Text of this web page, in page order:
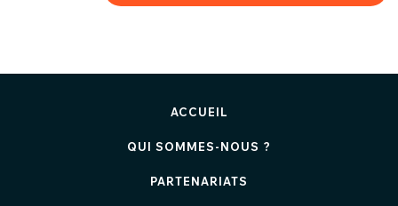
ACCUEIL
QUI SOMMES-NOUS ?
PARTENARIATS